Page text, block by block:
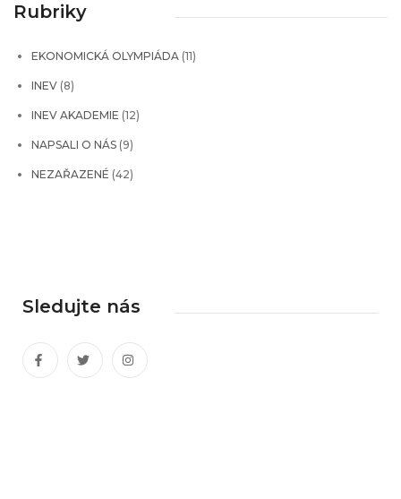
Rubriky
EKONOMICKÁ OLYMPIÁDA (11)
INEV (8)
INEV AKADEMIE (12)
NAPSALI O NÁS (9)
NEZAŘAZENÉ (42)
Sledujte nás